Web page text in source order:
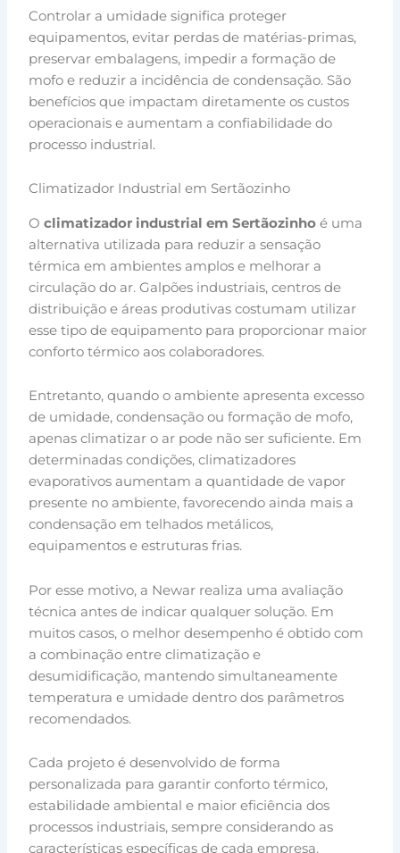
Controlar a umidade significa proteger
equipamentos, evitar perdas de matérias-primas,
preservar embalagens, impedir a formação de
mofo e reduzir a incidência de condensação. São
benefícios que impactam diretamente os custos
operacionais e aumentam a confiabilidade do
processo industrial.
Climatizador Industrial em Sertãozinho
Oclimatizador industrial em Sertãozinho é uma
alternativa utilizada para reduzir a sensação
térmica em ambientes amplos e melhorar a
circulação do ar. Galpões industriais, centros de
distribuição e áreas produtivas costumam utilizar
esse tipo de equipamento para proporcionar maior
conforto térmico aos colaboradores.
Entretanto, quando o ambiente apresenta excesso
de umidade, condensação ou formação de mofo,
apenas climatizar o ar pode não ser suficiente. Em
determinadas condições, climatizadores
evaporativos aumentam a quantidade de vapor
presente no ambiente, favorecendo ainda mais a
condensação em telhados metálicos,
equipamentos e estruturas frias.
Por esse motivo, a Newar realiza uma avaliação
técnica antes de indicar qualquer solução. Em
muitos casos, o melhor desempenho é obtido com
a combinação entre climatização e
desumidificação, mantendo simultaneamente
temperatura e umidade dentro dos parâmetros
recomendados.
Cada projeto é desenvolvido de forma
personalizada para garantir conforto térmico,
estabilidade ambiental e maior eficiência dos
processos industriais, sempre considerando as
características específicas de cada empresa.